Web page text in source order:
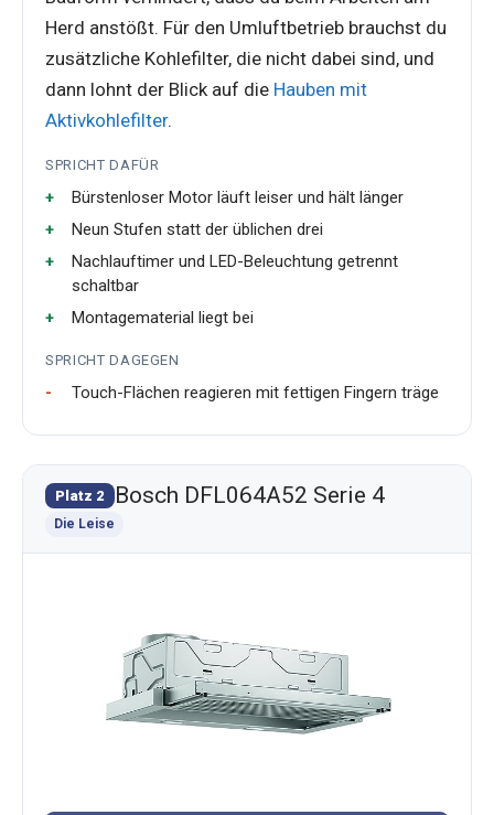
Herd anstößt. Für den Umluftbetrieb brauchst du
zusätzliche Kohlefilter, die nicht dabei sind, und
dann lohnt der Blick auf die Hauben mit
Aktivkohlefilter.
SPRICHT DAFÜR
Bürstenloser Motor läuft leiser und hält länger
Neun Stufen statt der üblichen drei
Nachlauftimer und LED-Beleuchtung getrennt
schaltbar
Montagematerial liegt bei
SPRICHT DAGEGEN
Touch-Flächen reagieren mit fettigen Fingern träge
Platz 2 Bosch DFL064A52 Serie 4
Die Leise